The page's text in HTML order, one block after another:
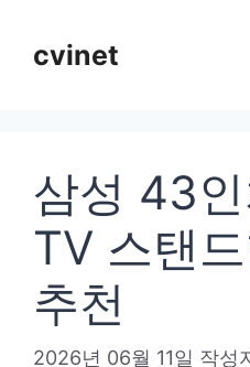
cvinet
삼성 43
TV 스탠
추천
2026년 06월 11일 작성